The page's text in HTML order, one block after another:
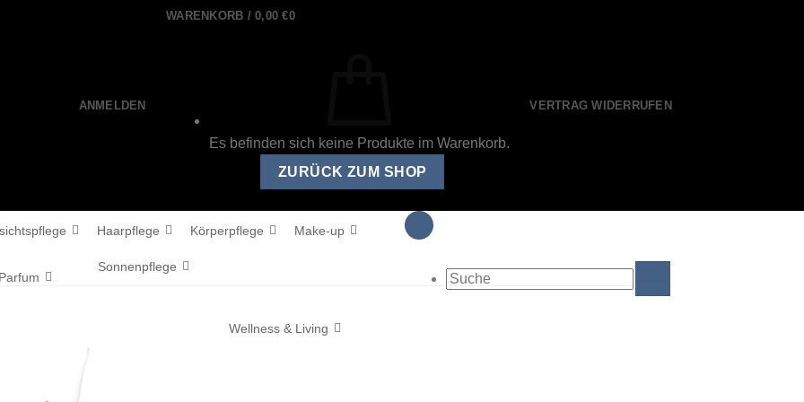
ANMELDEN
WARENKORB /0,00€0
Es befinden sich keine Produkte im Warenkorb.
ZURÜCK ZUM SHOP
VERTRAG WIDERRUFEN
Haarpflege Körperpflege Make-up
Parfum
Sonnenpflege
Wellness & Living
Suche